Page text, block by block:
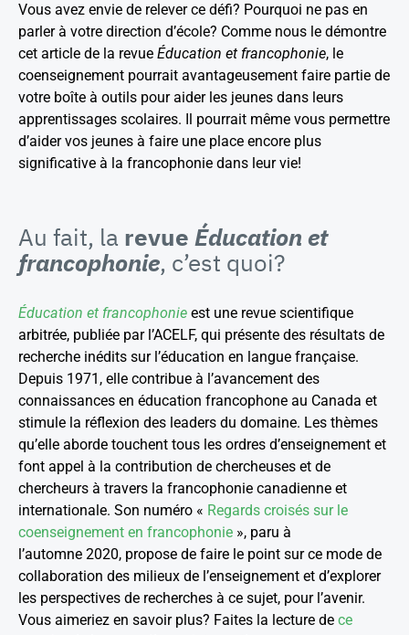
Vous avez envie de relever ce défi? Pourquoi ne pas en
parler à votre direction d’école? Comme nous le démontre
cet article de la revue Éducation et francophonie, le
coenseignement pourrait avantageusement faire partie de
votre boîte à outils pour aider les jeunes dans leurs
apprentissages scolaires. Il pourrait même vous permettre
d’aider vos jeunes à faire une place encore plus
significative à la francophonie dans leur vie!
Au fait, la revue Éducation et
francophonie, c’est quoi?
Éducation et francophonie est une revue scientifique
arbitrée, publiée par l’ACELF, qui présente des résultats de
recherche inédits sur l’éducation en langue française.
Depuis 1971, elle contribue à l’avancement des
connaissances en éducation francophone au Canada et
stimule la réflexion des leaders du domaine. Les thèmes
qu’elle aborde touchent tous les ordres d’enseignement et
font appel à la contribution de chercheuses et de
chercheurs à travers la francophonie canadienne et
internationale. Son numéro « Regards croisés sur le
coenseignement en francophonie », paru à
l’automne 2020, propose de faire le point sur ce mode de
collaboration des milieux de l’enseignement et d’explorer
les perspectives de recherches à ce sujet, pour l’avenir.
Vous aimeriez en savoir plus? Faites la lecture de ce